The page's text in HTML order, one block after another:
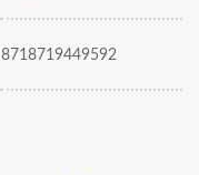
8718719449592